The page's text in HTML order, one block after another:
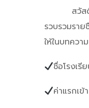
สวัสดีครับ
รวบรวมราย
ให้ในบทควา
ชื่อโรงเรี
ค่าแรกเข้า